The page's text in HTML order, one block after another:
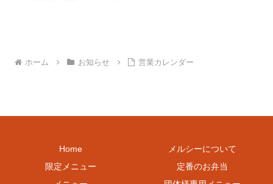
ホーム お知らせ 営業カレンダー
Home
メルシーについて
限定メニュー
定番のお弁当